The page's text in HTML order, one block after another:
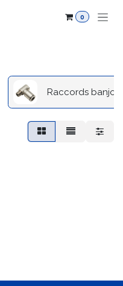
0
Raccords banjo